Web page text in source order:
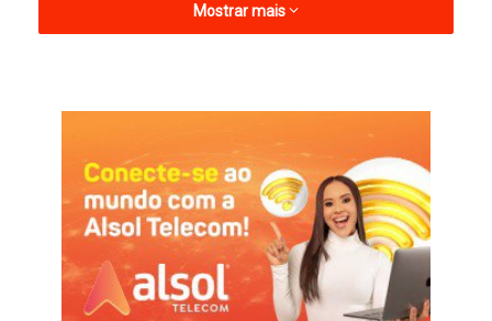
O encontro foi marcado pelo diálogo e pela discussão de
estratégias voltadas ao desenvolvimento humano, com foco
na ampliação de ações destinadas às populações em situação
de vulnerabilidade.
Durante a agenda, foi destacada a importância da construção
de políticas públicas baseadas na escuta ativa, na presença
institucional e na atuação direta junto às comunidades que
Mostrar mais